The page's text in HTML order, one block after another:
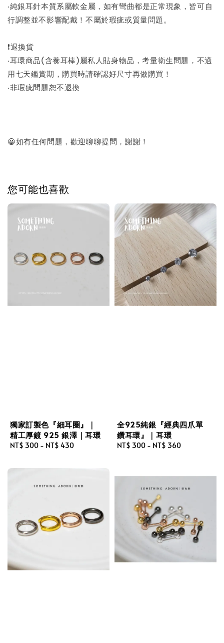
‧純銀耳針本質系屬軟金屬，如有彎曲都是正常現象，皆可自
行調整並不影響配戴！不屬於瑕疵或質量問題。
❗退換貨
‧耳環商品(含養耳棒)屬私人貼身物品，考量衛生問題，不適
用七天鑑賞期，購買時請確認好尺寸再做購買！
‧非瑕疵問題恕不退換
😀如有任何問題，歡迎聊聊提問，謝謝！
您可能也喜歡
獨家訂製色『細耳圈』｜
精工厚鍍 925 銀澤｜耳環
Regular
NT$ 300 - NT$ 430
全925純銀『經典四爪單
鑽耳環』｜耳環
Regular
NT$ 300 - NT$ 360